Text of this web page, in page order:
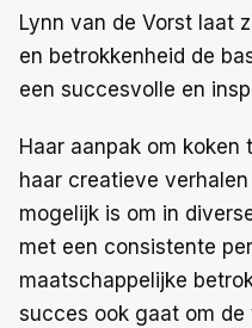
Lynn van de Vorst laat
en betrokkenheid de
een succesvolle en
Haar aanpak om
haar creatieve
mogelijk is om in
met een consistente
maatschappelijke
succes ook gaat om